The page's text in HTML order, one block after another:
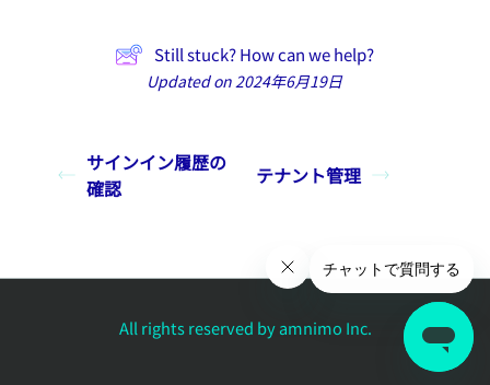
Still stuck? How can we help?
Updated on 2024年6月19日
サインイン履歴の
確認
テナント管理
All rights reserved by amnimo Inc.